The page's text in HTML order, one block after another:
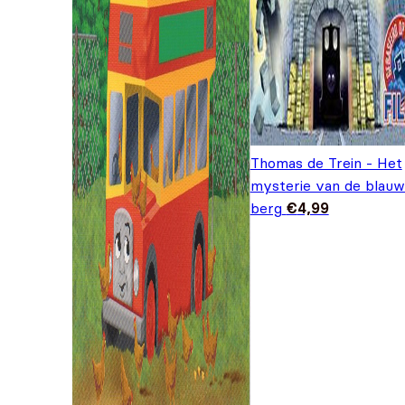
Thomas de Trein - Het
mysterie van de
berg €4,99